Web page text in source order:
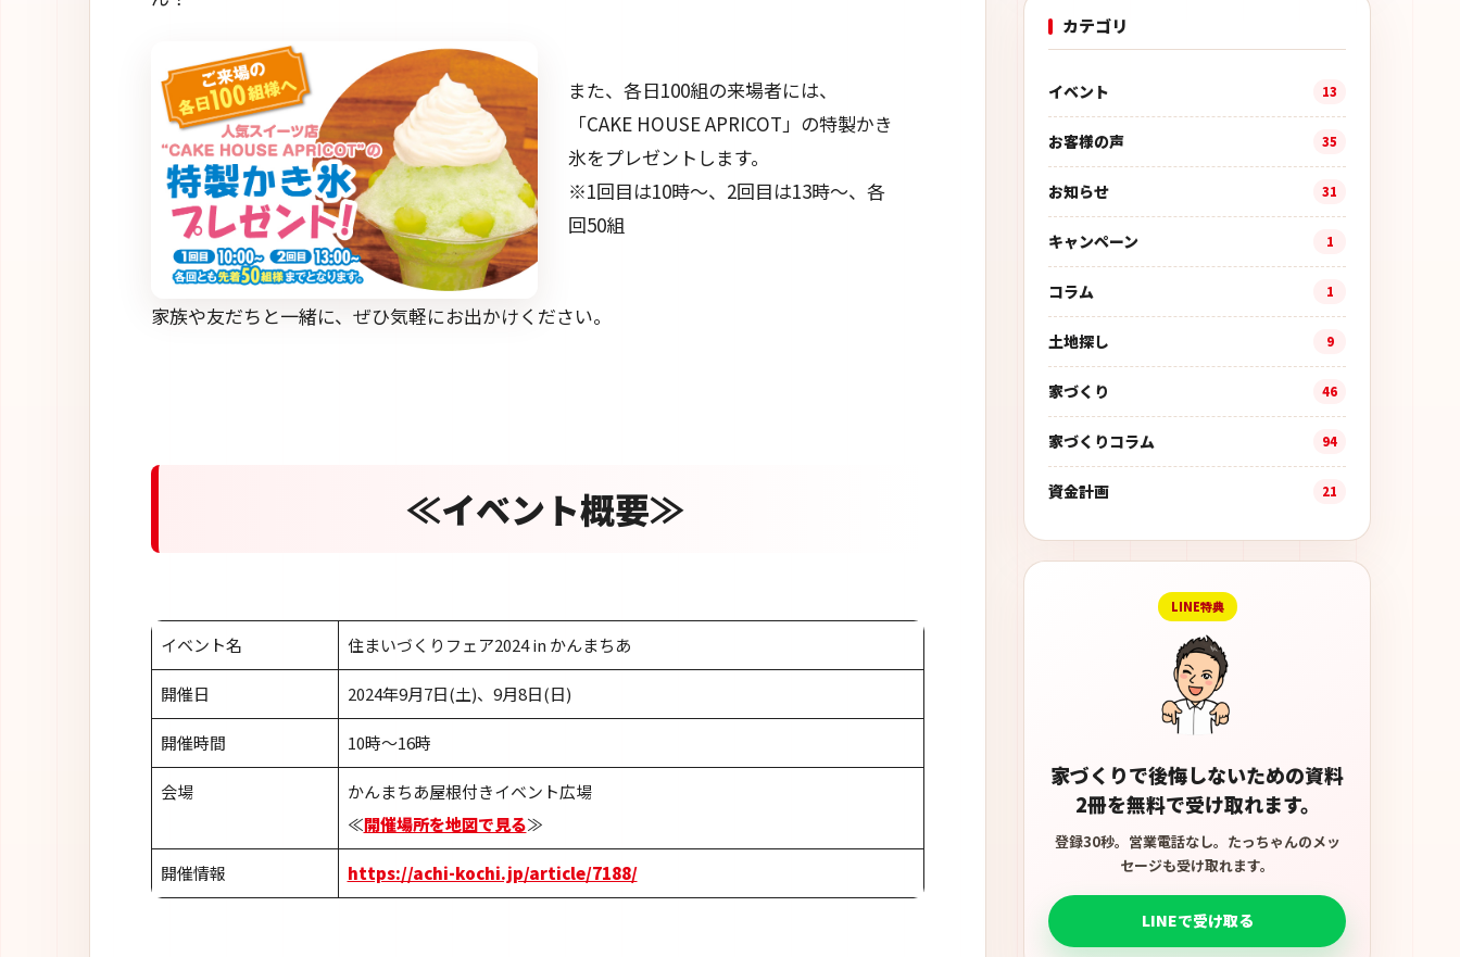
また、各日100組の来場者には、
「CAKE HOUSE APRICOT」の特製かき
氷をプレゼントします。
※1回目は10時～、2回目は13時～、各
回50組
家族や友だちと一緒に、ぜひ気軽にお出かけください。
≪イベント概要≫
イベント名 住まいづくりフェア2024 in かんまちあ
開催日 2024年9月7日(土)、9月8日(日)
開催時間 10時～16時
会場
かんまちあ屋根付きイベント広場
≪開催場所を地図で見る≫
開催情報 https://achi-kochi.jp/article/7188/
カテゴリ
イベント 13
お客様の声 35
お知らせ 31
キャンペーン 1
コラム 1
土地探し 9
家づくり 46
家づくりコラム 94
資金計画 21
LINE特典
家づくりで後悔しないための資料
2冊を無料で受け取れます。
登録30秒。営業電話なし。たっちゃんのメッ
セージも受け取れます。
LINEで受け取る